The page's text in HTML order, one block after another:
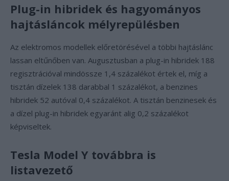
Plug-in hibridek és hagyományos
hajtásláncok mélyrepülésben
Az elektromos modellek előretörésével a többi hajtáslánc
lassan eltűnőben van. Augusztusban a plug-in hibridek 188
regisztrációval mindössze 1,4 százalékot értek el, míg a
tisztán dízelek 138 darabbal 1 százalékot, a benzines
hibridek 52 autóval 0,4 százalékot. A tisztán benzinesek és
a dízel plug-in hibridek egyaránt alig 0,2 százalékot
képviseltek.
Tesla Model Y továbbra is
listavezető